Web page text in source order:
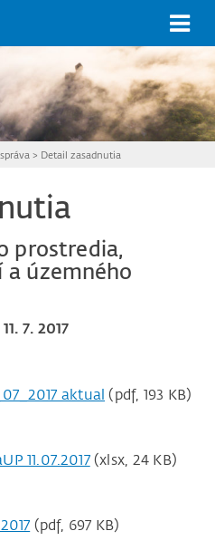
> Detail zasadnutia
prostredia,
a územného
7. 2017
aktual (pdf, 193 KB)
11.07.2017(xlsx, 24 KB)
(pdf, 697 KB)